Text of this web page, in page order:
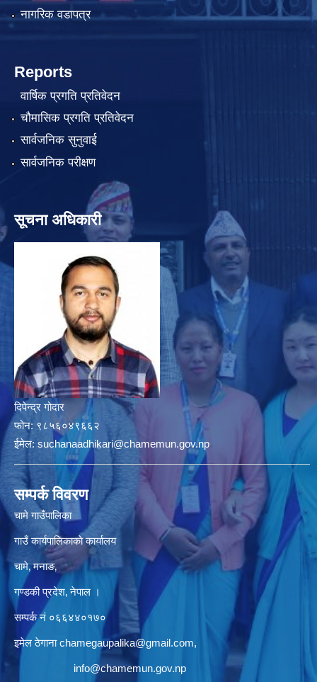
नागरिक वडापत्र
Reports
वार्षिक प्रगति प्रतिवेदन
चौमासिक प्रगति प्रतिवेदन
सार्वजनिक सुनुवाई
सार्वजनिक परीक्षण
सूचना अधिकारी
दिपेन्द्र गोदार
फोन: ९८५६०४९६६२
ईमेल: suchanaadhikari@chamemun.gov.np
सम्पर्क विवरण
चामे गाउँपालिका
गाउँ कार्यपालिकाकाे कार्यालय
चामे‚ मनाङ‚
गण्डकी प्रदेश‚ नेपाल ।
सम्पर्क न‌ं‍ ०६६४४०१७०
इमेल ठेगानाchamegaupalika@gmail.com,
info@chamemun.gov.np